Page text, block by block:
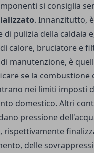
si consiglia
. Innanzitutto,
di pulizia della caldaia
calore, bruciatore e
manutenzione, è
se la combustione
nei limiti imposti
domestico. Altri
pressione
rispettivamente
delle